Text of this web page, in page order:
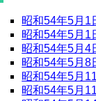
昭和54年5月1
昭和54年5月1
昭和54年5月4
昭和54年5月8
昭和54年5月
昭和54年5月